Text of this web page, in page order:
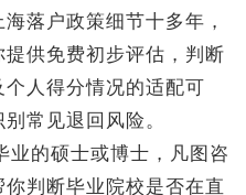
落户政策细节十多年，
供免费初步评估，判断
人得分情况的适配可
常见退回风险。
的硕士或博士，凡图咨
判断毕业院校是否在直